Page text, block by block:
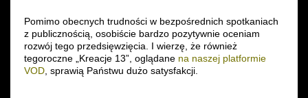
Pomimo obecnych trudności w bezpośrednich spotkaniach
z publicznością, osobiście bardzo pozytywnie oceniam
rozwój tego przedsięwzięcia. I wierzę, że również
tegoroczne „Kreacje 13”, oglądane na naszej platformie
VOD , sprawią Państwu dużo satysfakcji.